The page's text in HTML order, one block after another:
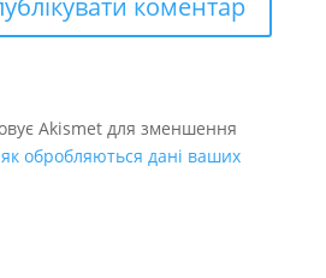
Akismet для зменшення
обробляються дані ваших